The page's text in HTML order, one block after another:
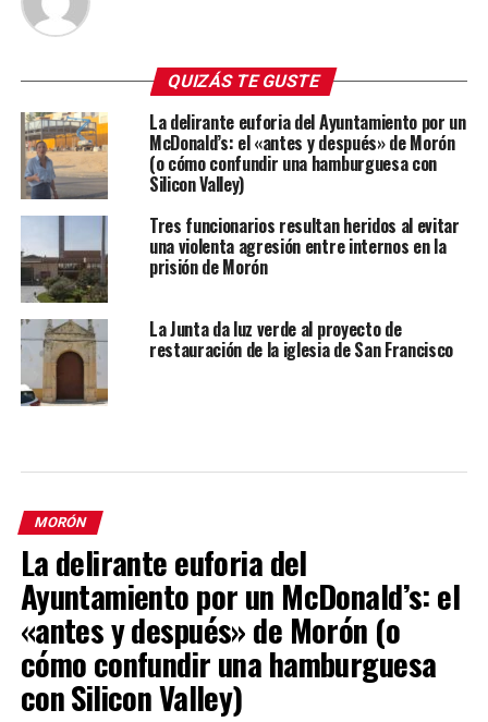
QUIZÁS TE GUSTE
La delirante euforia del Ayuntamiento por un
McDonald’s: el «antes y después» de Morón
(o cómo confundir una hamburguesa con
Silicon Valley)
Tres funcionarios resultan heridos al evitar
una violenta agresión entre internos en la
prisión de Morón
La Junta da luz verde al proyecto de
restauración de la iglesia de San Francisco
MORÓN
La delirante euforia del
Ayuntamiento por un McDonald’s: el
«antes y después» de Morón (o
cómo confundir una hamburguesa
con Silicon Valley)